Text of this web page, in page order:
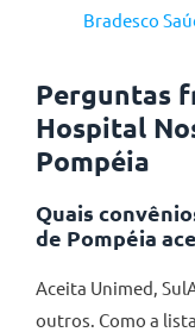
Bradesco
Perguntas
Hospital
Pompéia
Quais
de Pompéia
Aceita Unimed,
outros. Como a